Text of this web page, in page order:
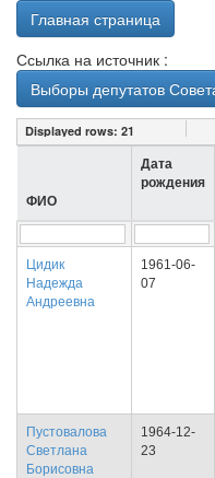
Главная страница
Ссылка на источник :
Выборы депутатов
Displayed rows: 21
ФИО
Дата
рождения
Цидик
Надежда
Андреевна
1961-06-
07
Пустовалова
Светлана
Борисовна
1964-12-
23